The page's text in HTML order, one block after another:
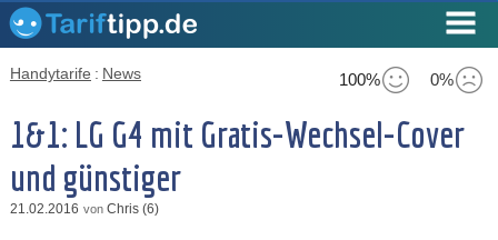
100% 0%
Handytarife : News
1&1: LG G4 mit Gratis-Wechsel-Cover
und günstiger
21.02.2016 von Chris (6)